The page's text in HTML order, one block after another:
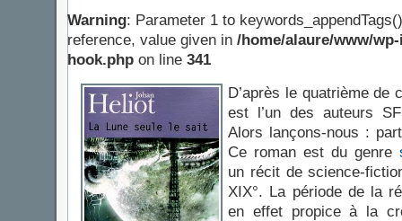
Warning: Parameter 1 to
reference, value given in /home/alaure/www/
hook.php on line 341
D’après le quatrième de
est l’un des auteurs
Alors lançons-nous :
Ce roman est du genre
un récit de science-
XIX°. La période de la
en effet propice à la